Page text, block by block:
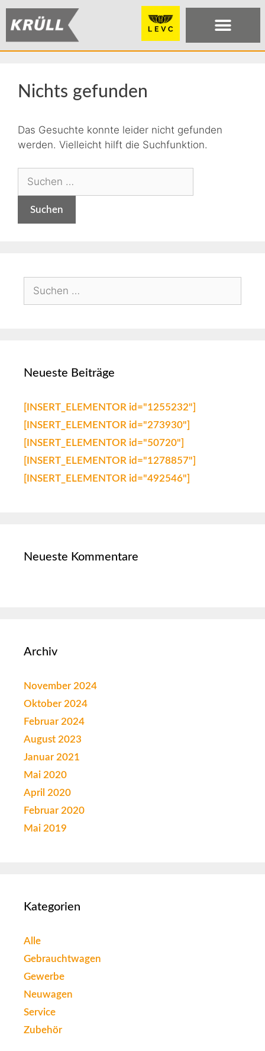
Nichts gefunden
Das Gesuchte konnte leider nicht gefunden
werden. Vielleicht hilft die Suchfunktion.
Neueste Beiträge
[INSERT_ELEMENTOR id="1255232"]
[INSERT_ELEMENTOR id="273930"]
[INSERT_ELEMENTOR id="50720"]
[INSERT_ELEMENTOR id="1278857"]
[INSERT_ELEMENTOR id="492546"]
Neueste Kommentare
Archiv
November 2024
Oktober 2024
Februar 2024
August 2023
Januar 2021
Mai 2020
April 2020
Februar 2020
Mai 2019
Kategorien
Alle
Gebrauchtwagen
Gewerbe
Neuwagen
Service
Zubehör